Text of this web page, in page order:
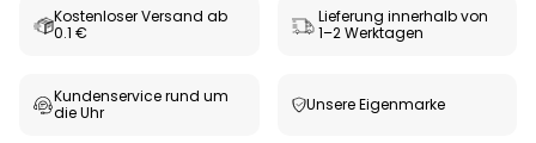
Kostenloser Versand ab
0.1 €
Lieferung innerhalb von
1–2 Werktagen
Kundenservice rund um
die Uhr
Unsere Eigenmarke